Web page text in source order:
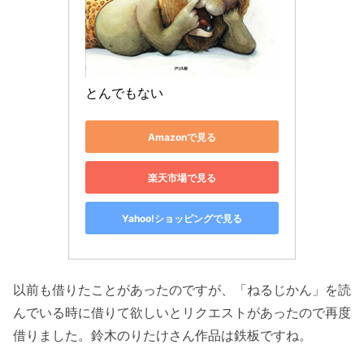
とんでもない
Amazonで見る
楽天市場で見る
Yahoo!ショッピングで見る
以前も借りたことがあったのですが、「ねるじかん」を読
んでいる時に借りて欲しいとリクエストがあったので再度
借りました。鈴木のりたけさん作品は鉄板ですね。